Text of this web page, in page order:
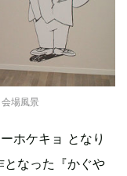
場風景
ホケキョ となり
なった『かぐや